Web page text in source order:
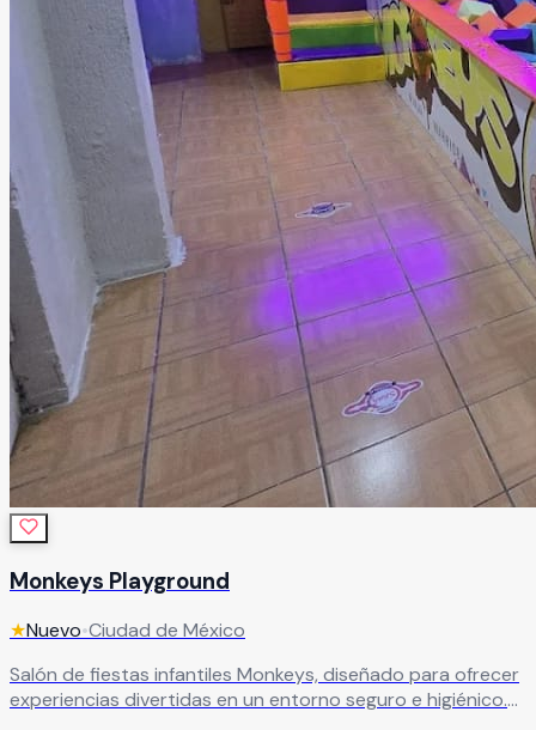
sonido, DJ, barra de bebidas, catering, decoración,
personal de apoyo, seguridad y limpieza, para que tú solo
te preocupes por disfrutar. Ubicado en una zona
estratégica de Tlalnepantla, nuestro salón ofrece la
combinación ideal entre fácil acceso y la privacidad que
merece un evento especial. Más que un salón de eventos,
ofrecemos un espacio donde la tecnología, el diseño y el
mejor ambiente se unen para crear celebraciones
memorables que tus invitados recordarán mucho después
de que termine la fiesta.
Leer más
Monkeys Playground
★Nuevo•Ciudad de México
Salón de fiestas infantiles Monkeys, diseñado para ofrecer
experiencias divertidas en un entorno seguro e higiénico.